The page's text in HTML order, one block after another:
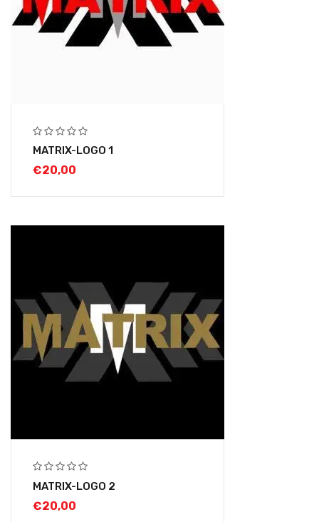
MATRIX-LOGO 1
€20,00
MATRIX-LOGO 2
€20,00